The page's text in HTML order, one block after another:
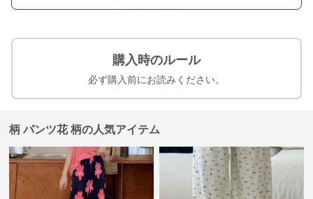
購入時のルール
必ず購入前にお読みください。
柄 パンツ花 柄の人気アイテム